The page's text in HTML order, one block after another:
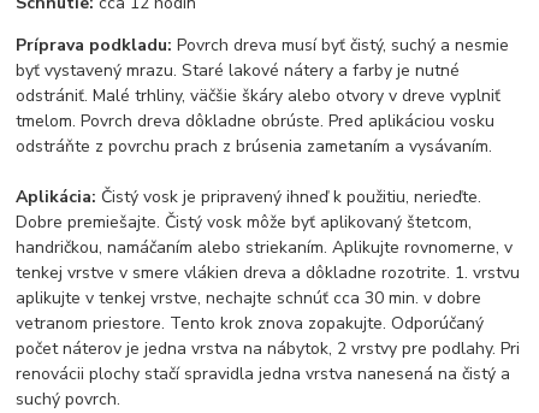
Príprava podkladu: Povrch dreva musí byť čistý, suchý a nesmie
byť vystavený mrazu. Staré lakové nátery a farby je nutné
odstrániť. Malé trhliny, väčšie škáry alebo otvory v dreve vyplniť
tmelom. Povrch dreva dôkladne obrúste. Pred aplikáciou vosku
odstráňte z povrchu prach z brúsenia zametaním a vysávaním.
Aplikácia: Čistý vosk je pripravený ihneď k použitiu, nerieďte.
Dobre premiešajte. Čistý vosk môže byť aplikovaný štetcom,
handričkou, namáčaním alebo striekaním. Aplikujte rovnomerne, v
tenkej vrstve v smere vlákien dreva a dôkladne rozotrite. 1. vrstvu
aplikujte v tenkej vrstve, nechajte schnúť cca 30 min. v dobre
vetranom priestore. Tento krok znova zopakujte. Odporúčaný
počet náterov je jedna vrstva na nábytok, 2 vrstvy pre podlahy. Pri
renovácii plochy stačí spravidla jedna vrstva nanesená na čistý a
suchý povrch.